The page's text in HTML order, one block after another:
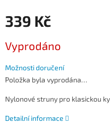
339 Kč
cena:
Vyprodáno
Možnosti doručení
Položka byla vyprodána…
Nylonové struny pro klasickou
Detailní informace